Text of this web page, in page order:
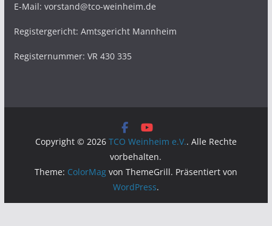
E-Mail: vorstand@tco-weinheim.de
Registergericht: Amtsgericht Mannheim
Registernummer: VR 430 335
Copyright © 2026 TCO Weinheim e.V.. Alle Rechte
vorbehalten.
Theme: ColorMagvon ThemeGrill. Präsentiert von
WordPress.